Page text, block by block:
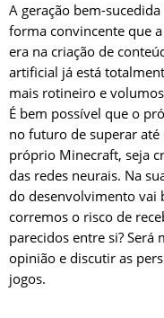
A geração bem-
forma convincente que
era na criação de
artificial já está
mais rotineiro e
É bem possível que o
no futuro de superar
próprio Minecraft, seja
das redes neurais. Na
do desenvolvimento vai
corremos o risco de
parecidos entre si?
opinião e discutir as
jogos.